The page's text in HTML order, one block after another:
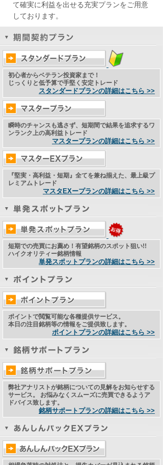
て確実に利益を出せる充実プランをご用意
しております。
初心者からベテラン投資家まで！
じっくりと低予算で手堅く安定トレード
スタンダードプランの詳細はこちら >>
瞬時のチャンスも逃さず、短期間で結果を追求するワ
ンランク上の高利益トレード
マスタープランの詳細はこちら >>
『堅実・高利益・短期』全てを兼ね揃えた、最上級プ
レミアムトレード
マスタEXープランの詳細はこちら >>
短期での売買にお薦め！有望銘柄のスポット狙い!!
ハイクオリティー銘柄情報
単発スポットプランの詳細はこちら >>
ポイントで閲覧可能な各種提供サービス。
本日の注目銘柄等の情報をご提供致します。
ポイントプランの詳細はこちら >>
弊社アナリストが銘柄についての見解をお知らせする
サービス。 お悩みなくスムーズに売買できるようア
ドバイス致します。
銘柄サポートプランの詳細はこちら >>